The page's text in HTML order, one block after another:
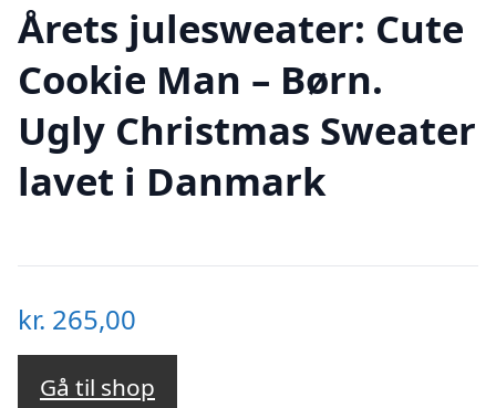
Årets julesweater: Cute
Cookie Man – Børn.
Ugly Christmas Sweater
lavet i Danmark
kr. 265,00
Gå til shop